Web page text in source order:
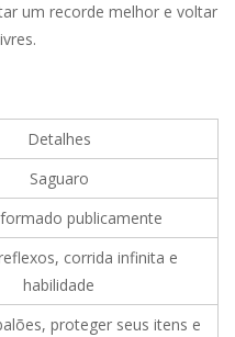
um recorde melhor e voltar
Detalhes
Saguaro
publicamente
corrida infinita e
habilidade
proteger seus itens e